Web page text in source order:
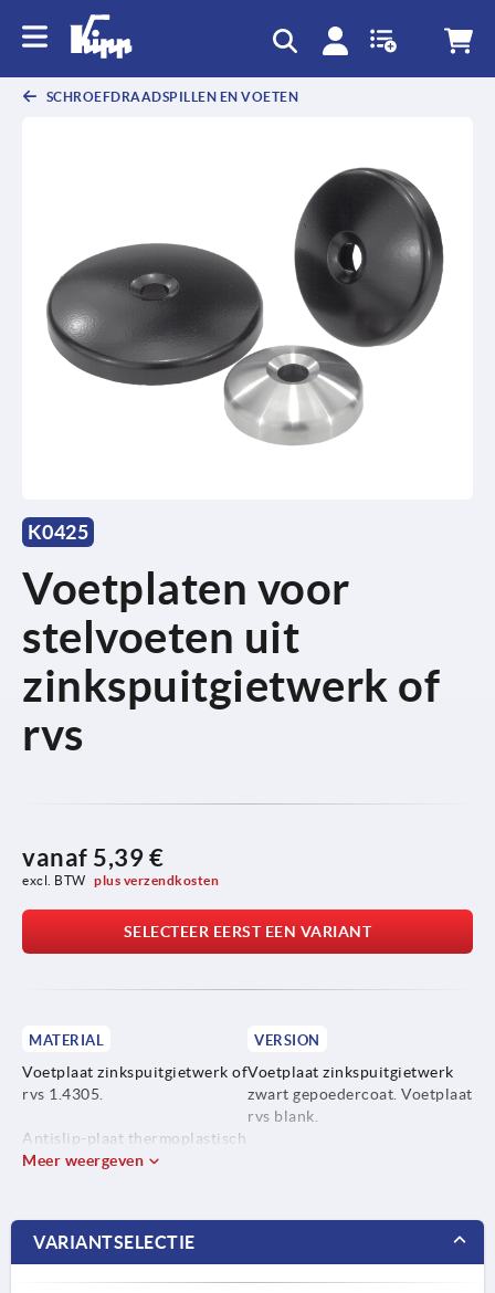
SCHROEFDRAADSPILLEN EN VOETEN
K0425
Voetplaten voor
stelvoeten uit
zinkspuitgietwerk of
rvs
vanaf 5,39 €
excl. BTW plus verzendkosten
SELECTEER EERST EEN VARIANT
MATERIAL
Voetplaat zinkspuitgietwerk of
rvs 1.4305.
Antislip-plaat thermoplastisch
elastomeer.
VERSION
Voetplaat zinkspuitgietwerk
zwart gepoedercoat. Voetplaat
rvs blank.
Meer weergeven
VARIANTSELECTIE